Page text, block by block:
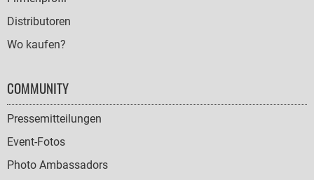
Distributoren
Wo kaufen?
COMMUNITY
Pressemitteilungen
Event-Fotos
Photo Ambassadors